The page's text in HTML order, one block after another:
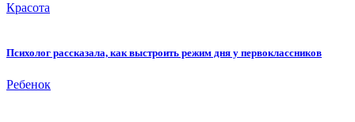
Красота
Психолог рассказала, как выстроить режим дня у первоклассников
Ребенок